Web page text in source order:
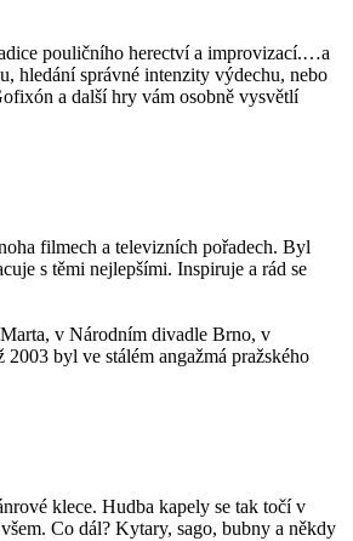
pouličního herectví a improvizací.…a
hledání správné intenzity výdechu, nebo
a další hry vám osobně vysvětlí
filmech a televizních pořadech. Byl
s těmi nejlepšími. Inspiruje a rád se
v Národním divadle Brno, v
byl ve stálém angažmá pražského
klece. Hudba kapely se tak točí v
Co dál? Kytary, sago, bubny a někdy